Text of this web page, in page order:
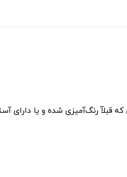
قبلآ رنگ‌آمیزی شده و یا دارای